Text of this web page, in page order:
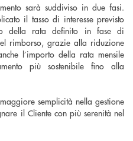
sarà suddiviso in due fasi.
il tasso di interesse previsto
della rata definito in fase di
rimborso, grazie alla riduzione
l’importo della rata mensile
più sostenibile fino alla
semplicità nella gestione
il Cliente con più serenità nel